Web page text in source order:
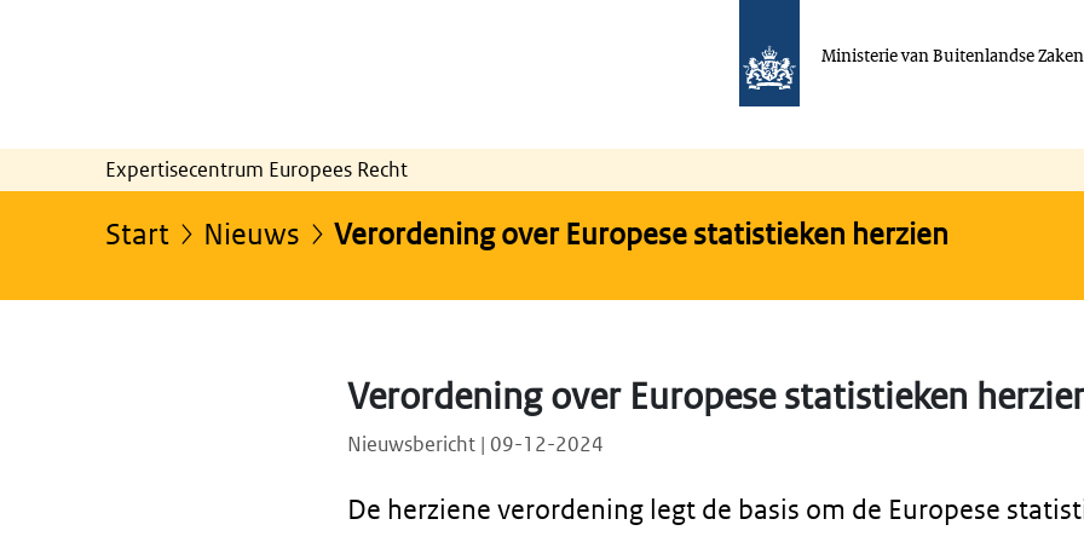
Ministerie van Buitenlandse Zaken
Expertisecentrum Europees Recht
Start Nieuws Verordening over Europese statistieken herzien
Verordening over Europese statistieken
Nieuwsbericht | 09-12-2024
De herziene verordening legt de basis om de Europese